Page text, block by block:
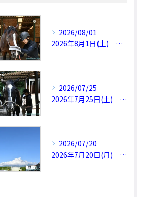
2026/08/01
2026年8月1日(土) 夏本番！
2026/07/25
2026年7月25日(土) 午後から不安定な天気
2026/07/20
2026年7月20日(月) 第78回全日本障害馬術大会2026 Part Ⅱ